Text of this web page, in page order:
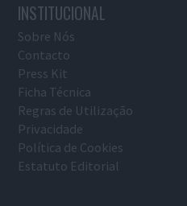
INSTITUCIONAL
Sobre Nós
Contacto
Press Kit
Ficha Técnica
Regras de Utilização
Privacidade
Política de Cookies
Estatuto Editorial